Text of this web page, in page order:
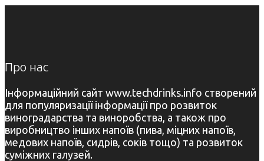
Про нас
Інформаційний сайт www.techdrinks.info створений
для популяризації інформації про розвиток
виноградарства та виноробства, а також про
виробництво інших напоїв (пива, міцних напоїв,
медових напоїв, сидрів, соків тощо) та розвиток
суміжних галузей.